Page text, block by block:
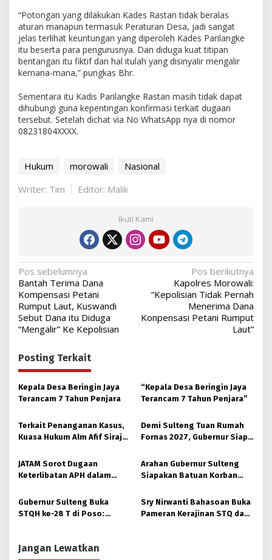
“Potongan yang dilakukan Kades Rastan tidak beralas
aturan manapun termasuk Peraturan Desa, jadi sangat
jelas terlihat keuntungan yang diperoleh Kades Parilangke
itu beserta para pengurusnya. Dan diduga kuat titipan
bentangan itu fiktif dan hal itulah yang disinyalir mengalir
kemana-mana,” pungkas Bhr.
Sementara itu Kadis Parilangke Rastan masih tidak dapat
dihubungi guna kepentingan konfirmasi terkait dugaan
tersebut. Setelah dichat via No WhatsApp nya di nomor
08231804XXXX.
Hukum morowali
Nasional
Writer: Tim
Editor: Malik
Ikuti Kami
Navigasi
pos
Pos sebelumnya
Bantah Terima Dana
Kompensasi Petani
Rumput Laut, Kuswandi
Sebut Dana itu Diduga
“Mengalir” Ke Kepolisian
Pos berikutnya
Kapolres Morowali:
“Kepolisian Tidak Pernah
Menerima Dana
Konpensasi Petani Rumput
Laut”
Posting Terkait
Kepala Desa Beringin Jaya
Terancam 7 Tahun Penjara
“Kepala Desa Beringin Jaya
Terancam 7 Tahun Penjara”
Terkait Penanganan Kasus,
Kuasa Hukum Alm Afif Siraja
Memberikan Informasi
Demi Sulteng Tuan Rumah
Fornas 2027, Gubernur Siap
JATAM Sorot Dugaan
Keterlibatan APH dalam
Arahan Gubernur Sulteng
Siapakan Batuan Korban
Moutong Gerak Cepat
Distribusi
Gubernur Sulteng Buka
STQH ke-28 T di Poso:
Sry Nirwanti Bahasoan Buka
Pameran Kerajinan STQ dan
Jangan Lewatkan